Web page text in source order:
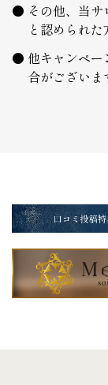
その他、当
と認められた
他キャンペ
合がございま